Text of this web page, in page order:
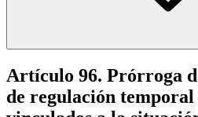
Artículo 96. Prórroga
de regulación temporal